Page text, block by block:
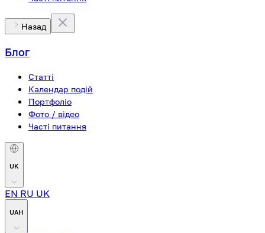
Назад
Блог
Статті
Календар подій
Портфоліо
Фото / відео
Часті питання
UK
EN RU UK
UAH